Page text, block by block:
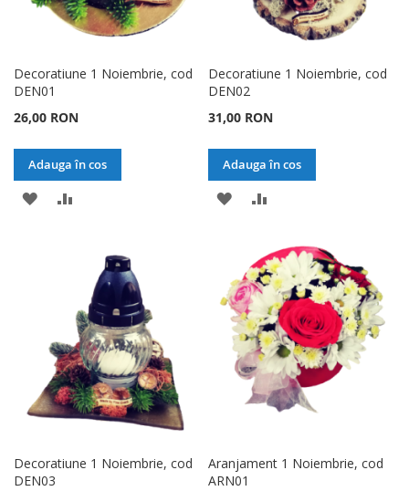
Decoratiune 1 Noiembrie, cod
DEN01
26,00 RON
Adauga în cos
ADAUGATI
DORINTE
COMPARARE
Decoratiune 1 Noiembrie, cod
DEN02
31,00 RON
Adauga în cos
ADAUGATI
LISTA
DE
DORINTE
COMPARARE
Decoratiune 1 Noiembrie, cod
DEN03
Aranjament 1 Noiembrie, cod
ARN01